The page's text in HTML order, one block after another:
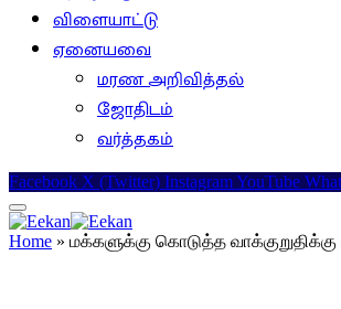
விளையாட்டு
ஏனையவை
மரண அறிவித்தல்
ஜோதிடம்
வர்த்தகம்
Facebook X (Twitter) InstagramYouTube
Home » மக்களுக்கு கொடுத்த வாக்குறுதிக்கு